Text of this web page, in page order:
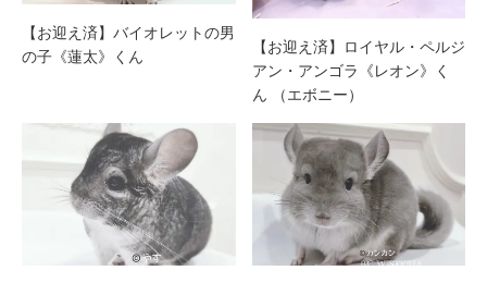
【お迎え済】バイオレットの男
の子《蓮太》くん
【お迎え済】ロイヤル・ペルジ
アン・アンゴラ《レオン》く
ん （エボニー）